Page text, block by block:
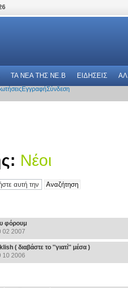
ΤΑ ΝΕΑ THΣ NE.B ΕΙΔΗΣΕΙΣ
ΕγγραφήΣύνδεση
Νέοι
φόρουμ
02 2007
( διαβάστε το ''γιατί'' μέσα )
10 2006